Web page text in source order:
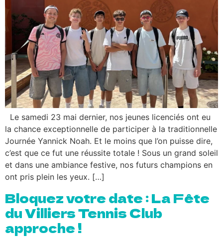
Le samedi 23 mai dernier, nos jeunes licenciés ont eu
la chance exceptionnelle de participer à la traditionnelle
Journée Yannick Noah. Et le moins que l’on puisse dire,
c’est que ce fut une réussite totale ! Sous un grand soleil
et dans une ambiance festive, nos futurs champions en
ont pris plein les yeux. […]
Bloquez votre date : La Fête
du Villiers Tennis Club
approche !